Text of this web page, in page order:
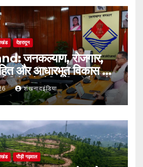
देहरादून
जनकल्याण, रोजगार,
हित और आधारभूत विकास को
कैबिनेट के ऐतिहासिक फैसले
शंखनादइंडिया
पौड़ी गढ़वाल